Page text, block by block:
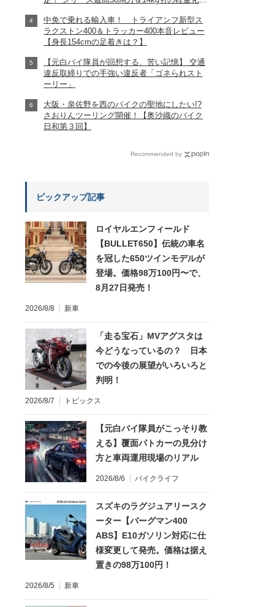
【Honda2026新車ニュース】
中免で乗れる輸入車！ トライアンフ新型ス
ラクストン400＆トラッカー400本音レビュー
【身長154cmの足着きは？】
【元白バイ隊員が回想する、苦い記憶】 交通
違反取締りでの手強い違反者「ゴネられスト
ーリー」
大阪・泉佐野を西のバイクの聖地にしたい!?
さおりんツーリング開催！【奥沙織のバイク
日和第３回】
Recommended by
ピックアップ記事
ロイヤルエンフィールド
【BULLET650】伝統の車名
を冠した650ツインモデルが
登場。価格98万100円〜で、
8月27日発売！
2026/8/8 新車
「走る宝石」MVアグスタは
今どうなっているの？ 日本
での今後の展望がいろいろと
判明！
2026/8/7 トピックス
【元白バイ隊員がこっそり教
える】覆面パトカーの見分け
方と車両運用現場のリアル
2026/8/6 バイクライフ
スズキのラグジュアリースク
ーター【バーグマン400
ABS】E10ガソリン対応に仕
様変更して発売。価格は据え
置きの98万100円！
2026/8/5 新車